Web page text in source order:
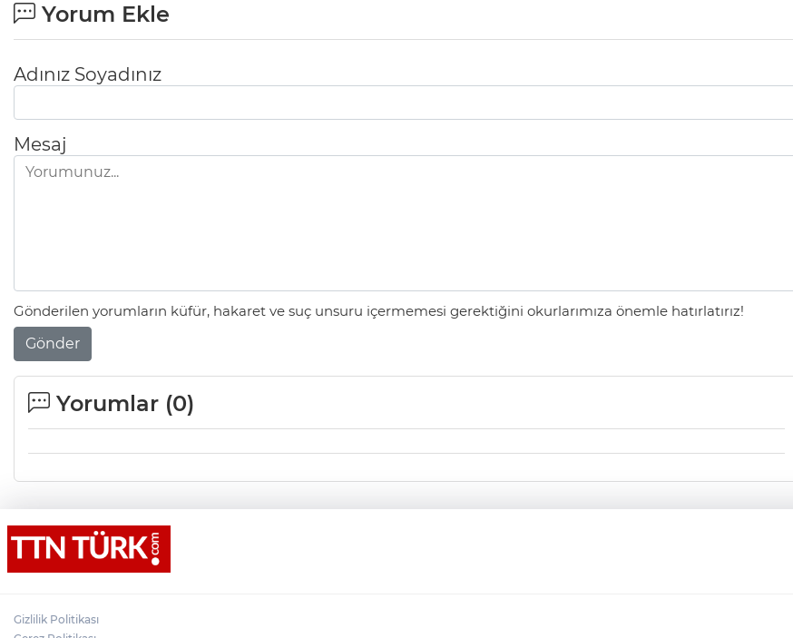
Yorum Ekle
Adınız Soyadınız
Mesaj
Gönderilen yorumların küfür, hakaret ve suç unsuru içermemesi gerektiğini okurlarımıza önemle hatırlatırız!
Gönder
Yorumlar (0)
Gizlilik Politikası